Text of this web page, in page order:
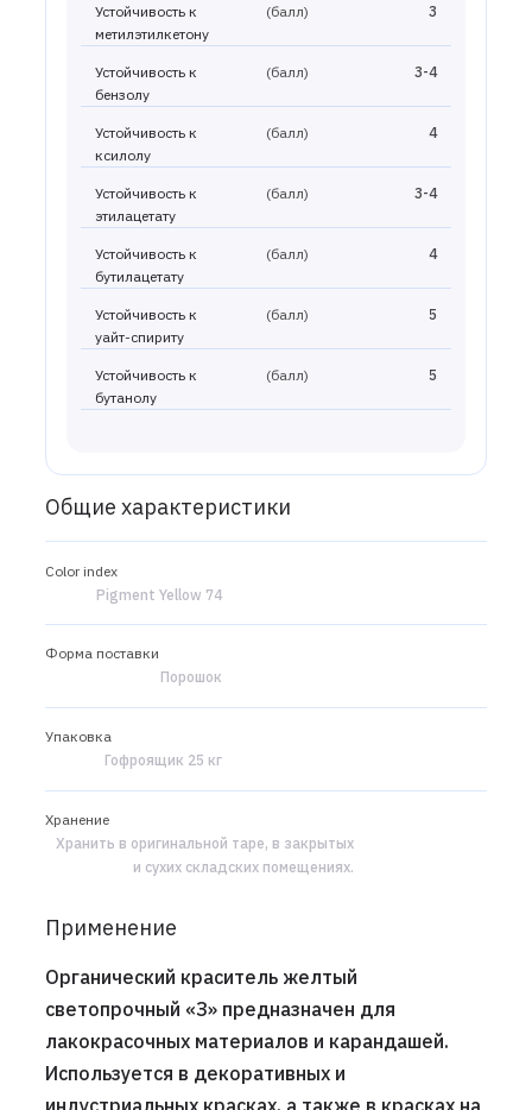
Устойчивость к
метилэтилкетону
(балл) 3
Устойчивость к
бензолу
(балл) 3-4
Устойчивость к
ксилолу
(балл) 4
Устойчивость к
этилацетату
(балл) 3-4
Устойчивость к
бутилацетату
(балл) 4
Устойчивость к
уайт-спириту
(балл) 5
Устойчивость к
бутанолу
(балл) 5
Общие характеристики
Color index
Pigment Yellow 74
Форма поставки
Порошок
Упаковка
Гофроящик 25 кг
Хранение
Хранить в оригинальной таре, в закрытых
и сухих складских помещениях.
Применение
Органический краситель желтый
светопрочный «З» предназначен для
лакокрасочных материалов и карандашей.
Используется в декоративных и